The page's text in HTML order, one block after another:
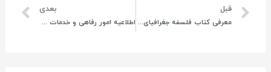
قبل
معرفی کتاب فلسفه جغرافیای فرهنگی
بعدی
اطلاعیه امور رفاهی و خدمات فرهنگی انجمن ژئوپلیتیک ایران